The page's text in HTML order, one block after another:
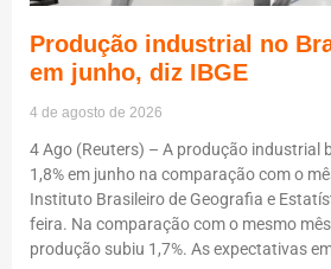
Produção industrial no
em junho, diz IBGE
4 de agosto de 2026
4 Ago (Reuters) – A produção industrial
1,8% em junho na comparação com o
Instituto Brasileiro de Geografia e
feira. Na comparação com o mesmo
produção subiu 1,7%. As expectativas